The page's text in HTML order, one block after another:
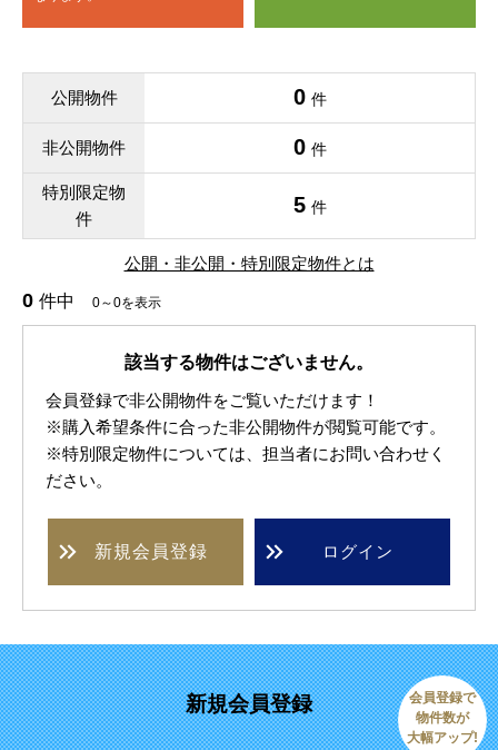
公開物件 0 件
非公開物件 0 件
特別限定物
件
5 件
公開・非公開・特別限定物件とは
0 件中 0～0を表示
該当する物件はございません。
会員登録で非公開物件をご覧いただけます！
※購入希望条件に合った非公開物件が閲覧可能です。
※特別限定物件については、担当者にお問い合わせく
ださい。
新規会員登録 ログイン
新規会員登録
会員登録で
物件数が
大幅アップ!